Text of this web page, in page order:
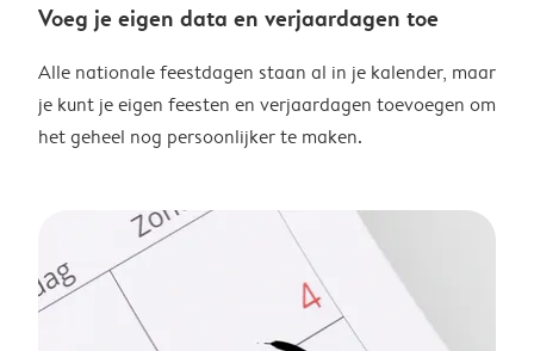
Voeg je eigen data en verjaardagen toe
Alle nationale feestdagen staan al in je kalender, maar
je kunt je eigen feesten en verjaardagen toevoegen om
het geheel nog persoonlijker te maken.